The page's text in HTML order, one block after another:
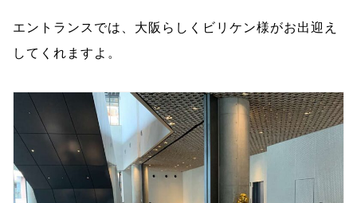
エントランスでは、大阪らしくビリケン様がお出迎え
してくれますよ。